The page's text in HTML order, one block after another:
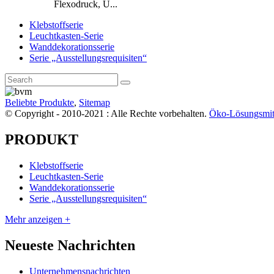
Flexodruck, U...
Klebstoffserie
Leuchtkasten-Serie
Wanddekorationsserie
Serie „Ausstellungsrequisiten“
Beliebte Produkte, Sitemap
© Copyright - 2010-2021 : Alle Rechte vorbehalten. Öko-
PRODUKT
Klebstoffserie
Leuchtkasten-Serie
Wanddekorationsserie
Serie „Ausstellungsrequisiten“
Mehr anzeigen +
Neueste Nachrichten
Unternehmensnachrichten